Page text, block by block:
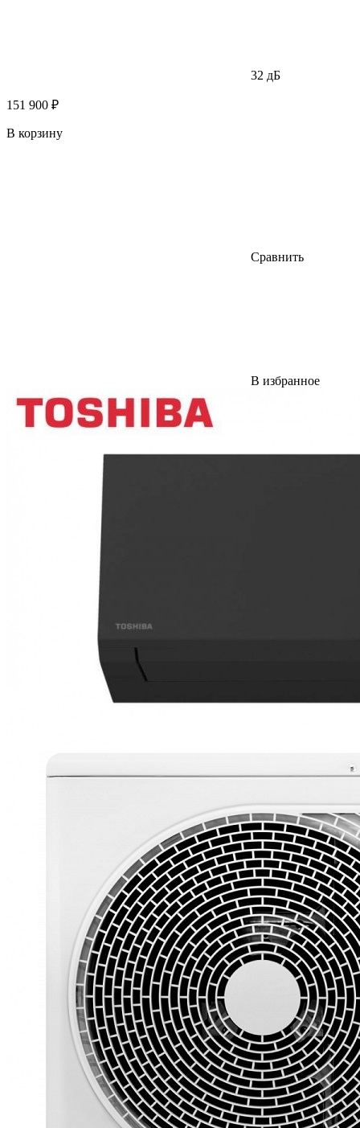
32 дБ
151 900 ₽
В корзину
Сравнить
В избранное